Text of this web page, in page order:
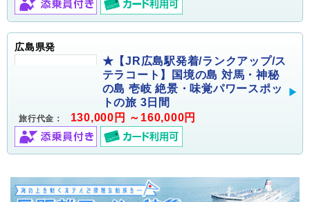
広島県発
★【JR広島駅発着/ランクアップ/ス
テラコート】国境の島 対馬・神秘
の島 壱岐 絶景・味覚パワースポッ
トの旅 3日間
旅行代金： 130,000円 ～160,000円